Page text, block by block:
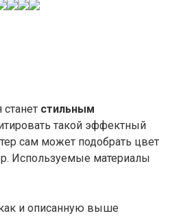
стильным
такой эффектный
сам может подобрать цвет
Используемые материалы
и описанную выше